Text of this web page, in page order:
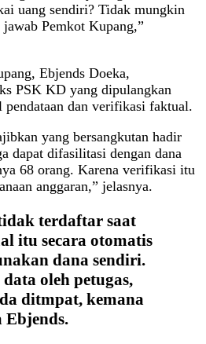
uang sendiri? Tidak mungkin
Pemkot Kupang,”
Ebjends Doeka,
PSK KD yang dipulangkan
pendataan dan verifikasi faktual.
yang bersangkutan hadir
dapat difasilitasi dengan dana
68 orang. Karena verifikasi itu
anggaran,” jelasnya.
terdaftar saat
itu secara otomatis
dana sendiri.
oleh petugas,
ditmpat, kemana
Ebjends.